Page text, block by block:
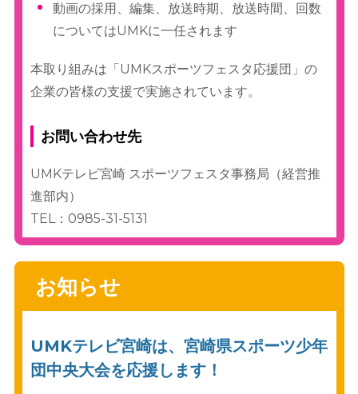
動画の採用、編集、放送時期、放送時間、回数
についてはUMKに一任されます
本取り組みは「UMKスポーツフェスタ応援団」の
企業の皆様の支援で実施されています。
お問い合わせ先
UMKテレビ宮崎 スポーツフェスタ事務局（経営推
進部内）
TEL：0985-31-5131
お知らせ
UMKテレビ宮崎は、宮崎県スポーツ少年
団中央大会を応援します！